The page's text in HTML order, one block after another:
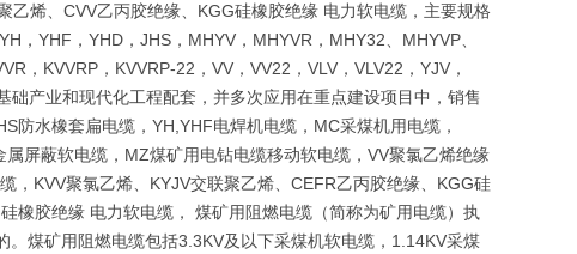
烯、CVV乙丙胶绝缘、KGG硅橡胶绝缘 电力软电缆，主要规格
YHF，YHD，JHS，MHYV，MHYVR，MHY32、MHYVP、
，KVVRP，KVVRP-22，VV，VV22，VLV，VLV22，YJV，
产业和现代化工程配套，并多次应用在重点建设项目中，销售
防水橡套扁电缆，YH,YHF电焊机电缆，MC采煤机用电缆，
屏蔽软电缆，MZ煤矿用电钻电缆移动软电缆，VV聚氯乙烯绝缘
，KVV聚氯乙烯、KYJV交联聚乙烯、CEFR乙丙胶绝缘、KGG硅
橡胶绝缘 电力软电缆， 煤矿用阻燃电缆（简称为矿用电缆）执
煤矿用阻燃电缆包括3.3KV及以下采煤机软电缆，1.14KV采煤